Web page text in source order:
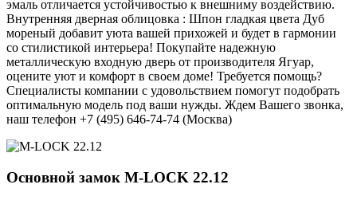
эмаль отличается устойчивостью к внешниму воздействию.
Внутренняя дверная облицовка : Шпон гладкая цвета Дуб
мореный добавит уюта вашей прихожей и будет в гармонии
со стилистикой интерьера! Покупайте надежную
металлическую входную дверь от производителя Ягуар,
оцените уют и комфорт в своем доме! Требуется помощь?
Специалисты компании с удовольствием помогут подобрать
оптимальную модель под ваши нужды. Ждем Вашего звонка,
наш телефон +7 (495) 646-74-74 (Москва)
Основной замок M-LOCK 22.12